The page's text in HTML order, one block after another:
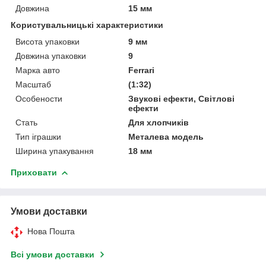
Довжина
15 мм
Користувальницькі характеристики
Висота упаковки
9 мм
Довжина упаковки
9
Марка авто
Ferrari
Масштаб
(1:32)
Особености
Звукові ефекти, Світлові
ефекти
Стать
Для хлопчиків
Тип іграшки
Металева модель
Ширина упакування
18 мм
Приховати
Умови доставки
Нова Пошта
Всі умови доставки